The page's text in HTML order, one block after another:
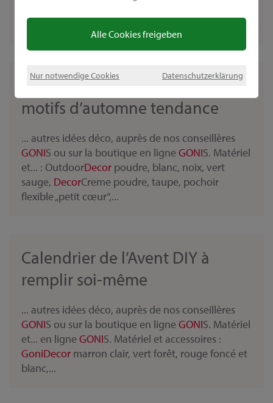
Alle Cookies freigeben
Nur notwendige Cookies Datenschutzerklärung
RubbelColl qui s’enlève facilement des...
Panneau Hygge élégant avec
motifs d’automne tendance
... autres idées déco, auprès de nos conseillères
GONIS ou sur la boutique en ligneGONIS. Matériel
et... : OutdoorDecor poudre, blanc, noix, vert
sauge, DecorCreme poudre, taupe, pochoir
flexible „petit cœur“,...
Calendrier de l’Avent DIY à
remplir soi-même
... autres idées déco, auprès de nos conseillères
GONIS ou sur la boutique en ligneGONIS. Matériel
et... en ligneGONIS. Matériel et accessoires :
GoniDecor marron clair, vert forêt, rouge foncé et
blanc,...